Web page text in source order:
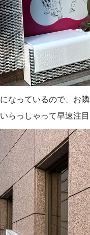
なっているので、お
らっしゃって早速注